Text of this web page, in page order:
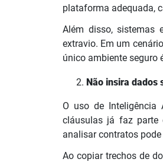
plataforma adequada,
Além disso, sistemas
extravio. Em um
único ambiente seguro
Não insira dados
O uso de Inteligência
cláusulas já faz parte
analisar contratos
Ao copiar trechos de